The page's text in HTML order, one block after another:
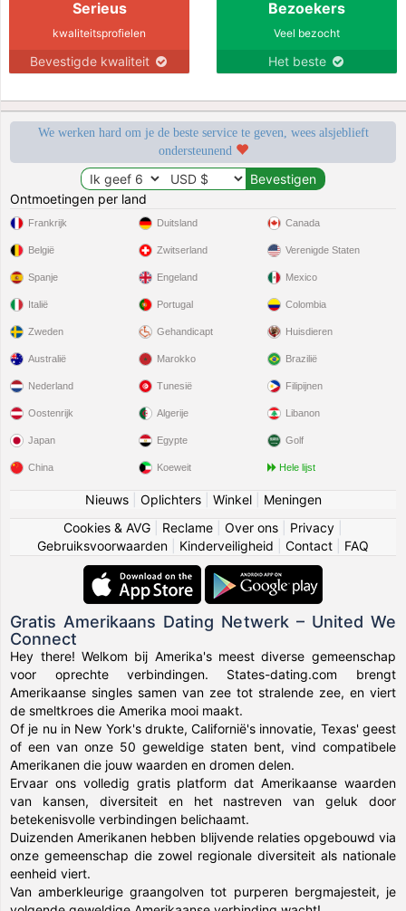
Serieus
kwaliteitsprofielen
Bevestigde kwaliteit
Bezoekers
Veel bezocht
Het beste
We werken hard om je de beste service te geven, wees alsjeblieft
ondersteunend
Ontmoetingen per land
Frankrijk
België
Spanje
Italië
Zweden
Duitsland
Zwitserland
Engeland
Portugal
Gehandicapt
Canada
Verenigde Staten
Mexico
Colombia
Huisdieren
Australië
Nederland
Oostenrijk
Japan
China
Marokko
Tunesië
Algerije
Egypte
Koeweit
Brazilië
Filipijnen
Libanon
Golf
Hele lijst
Nieuws| Oplichters| Winkel| Meningen
Cookies & AVG
Reclame Over ons Privacy
Gebruiksvoorwaarden
Kinderveiligheid Contact FAQ
Gratis Amerikaans Dating Netwerk – United We
Connect
Hey there! Welkom bij Amerika's meest diverse gemeenschap
voor oprechte verbindingen. States-dating.com brengt
Amerikaanse singles samen van zee tot stralende zee, en viert
de smeltkroes die Amerika mooi maakt.
Of je nu in New York's drukte, Californië's innovatie, Texas' geest
of een van onze 50 geweldige staten bent, vind compatibele
Amerikanen die jouw waarden en dromen delen.
Ervaar ons volledig gratis platform dat Amerikaanse waarden
van kansen, diversiteit en het nastreven van geluk door
betekenisvolle verbindingen belichaamt.
Duizenden Amerikanen hebben blijvende relaties opgebouwd via
onze gemeenschap die zowel regionale diversiteit als nationale
eenheid viert.
Van amberkleurige graangolven tot purperen bergmajesteit, je